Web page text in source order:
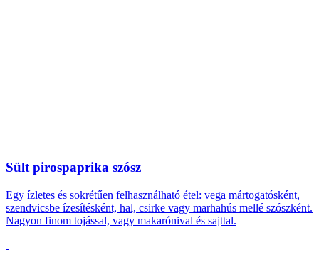
Sült pirospaprika szósz
Egy ízletes és sokrétűen felhasználható étel: vega mártogatósként,
szendvicsbe ízesítésként, hal, csirke vagy marhahús mellé szószként.
Nagyon finom tojással, vagy makarónival és sajttal.